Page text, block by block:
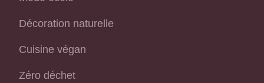
Décoration naturelle
Cuisine végan
Zéro déchet